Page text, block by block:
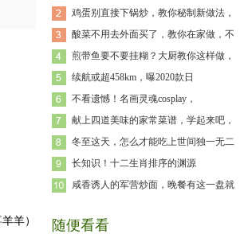
羊）
鸡蛋别直接下锅炒，教你秘制新做法，
酸菜不用去外面买了，教你在家做，不
煎带鱼要不要挂糊？大厨教你这样做，
续航或超458km，曝2020款日
不看遗憾！名画灵魂cosplay，
献上四道美味的家常菜谱，学起来吧，
冬至这天，怎么才能吃上世间独一无二
长知识！十二生肖排序的渊源
咸香诱人的军营炒面，晚餐有这一盘就
随便看看